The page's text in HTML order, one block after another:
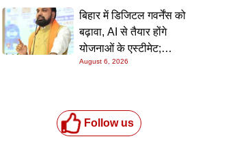
यात्रियों की लापरवाही आई
बिहार में डिजिटल गवर्नेंस को
बढ़ावा, AI से तैयार होंगे
योजनाओं के एस्टीमेट;
मुख्यमंत्री ने परियोजना
August 6, 2026
Follow us